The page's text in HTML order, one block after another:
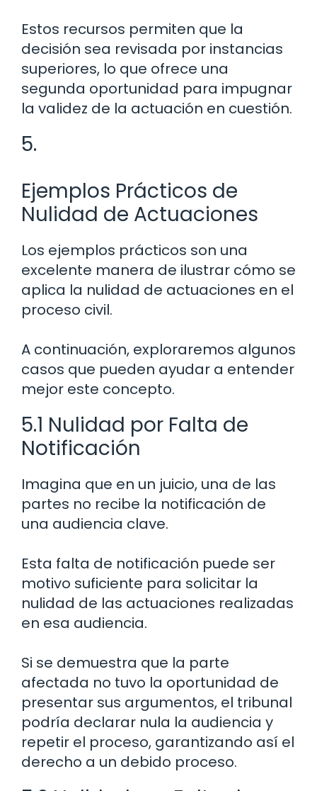
Estos recursos permiten que la
decisión sea revisada por instancias
superiores, lo que ofrece una
segunda oportunidad para impugnar
la validez de la actuación en cuestión.
5.
Ejemplos Prácticos de
Nulidad de Actuaciones
Los ejemplos prácticos son una
excelente manera de ilustrar cómo se
aplica la nulidad de actuaciones en el
proceso civil.
A continuación, exploraremos algunos
casos que pueden ayudar a entender
mejor este concepto.
5.1 Nulidad por Falta de
Notificación
Imagina que en un juicio, una de las
partes no recibe la notificación de
una audiencia clave.
Esta falta de notificación puede ser
motivo suficiente para solicitar la
nulidad de las actuaciones realizadas
en esa audiencia.
Si se demuestra que la parte
afectada no tuvo la oportunidad de
presentar sus argumentos, el tribunal
podría declarar nula la audiencia y
repetir el proceso, garantizando así el
derecho a un debido proceso.